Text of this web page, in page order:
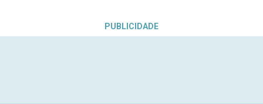
PUBLICIDADE